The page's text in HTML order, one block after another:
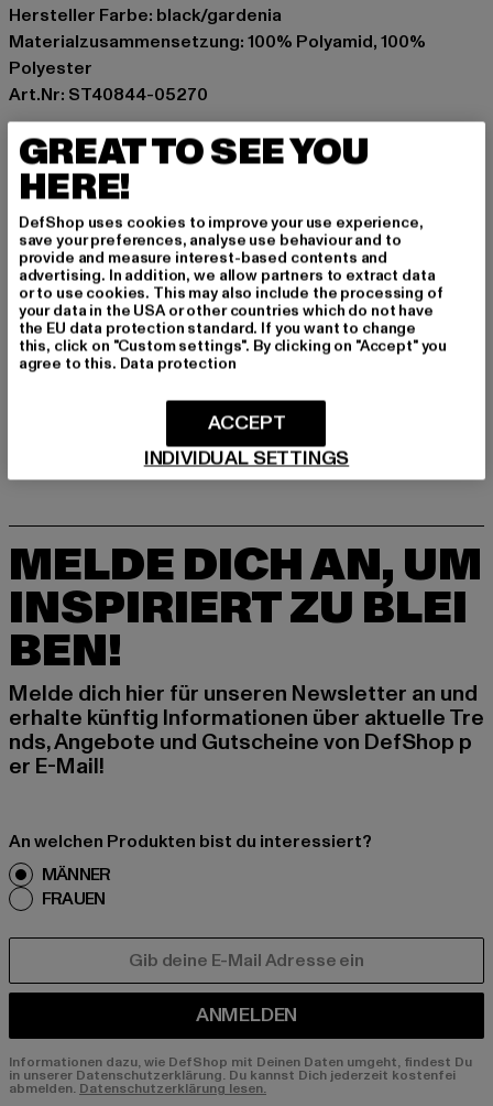
Hersteller Farbe: black/gardenia
Materialzusammensetzung: 100% Polyamid, 100%
Polyester
Art.Nr: ST40844-05270
Hersteller: Movin SARL |help@sergiotacchini.com
RN8 Quartier Rousselot 975 Terre de Granace | 13400
Aubagne | FR
GRÖSSE & PASSFORM
PFLEGEHINWEISE
LIEFERUNG & RÜCKGABE
MELDE DICH AN, UM
INSPIRIERT ZU BLEI
BEN!
Melde dich hier für unseren Newsletter an und
erhalte künftig Informationen über aktuelle Tre
nds, Angebote und Gutscheine von DefShop p
er E-Mail!
An welchen Produkten bist du interessiert?
MÄNNER
FRAUEN
ANMELDEN
Informationen dazu, wie DefShop mit Deinen Daten umgeht, findest Du
in unserer Datenschutzerklärung. Du kannst Dich jederzeit kostenfei
abmelden. Datenschutzerklärung lesen.
GREAT TO SEE YOU
HERE!
DefShop uses cookies to improve your use experience,
save your preferences, analyse use behaviour and to
provide and measure interest-based contents and
advertising. In addition, we allow partners to extract data
or to use cookies. This may also include the processing of
your data in the USA or other countries which do not have
the EU data protection standard. If you want to change
this, click on "Custom settings". By clicking on "Accept" you
agree to this. Data protection
INDIVIDUAL SETTINGS
ACCEPT